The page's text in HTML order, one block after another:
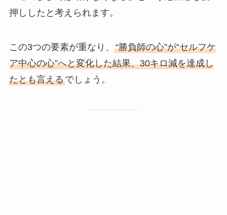
押ししたと考えられます。
この3つの要素が重なり、 “勝負師の心”が“セルフケ
ア中心の心”へと変化した結果、30キロ減を達成し
たとも言えるでしょう。